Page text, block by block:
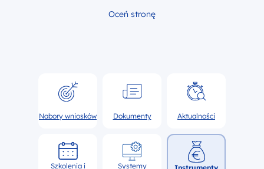
Oceń stronę
Nabory wniosków Dokumenty Aktualności
Szkolenia i
Systemy